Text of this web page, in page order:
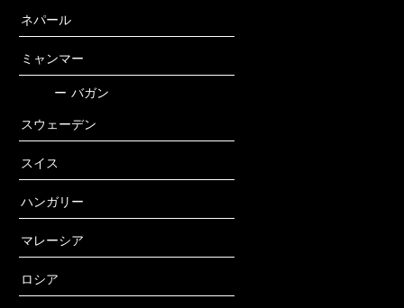
ネパール
ミャンマー
ー バガン
スウェーデン
スイス
ハンガリー
マレーシア
ロシア